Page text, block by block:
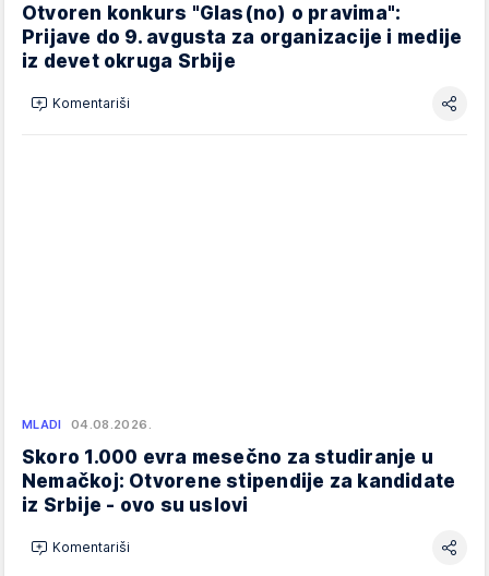
Otvoren konkurs "Glas(no) o pravima":
Prijave do 9. avgusta za organizacije i medije
iz devet okruga Srbije
Komentariši
MLADI 04.08.2026.
Skoro 1.000 evra mesečno za studiranje u
Nemačkoj: Otvorene stipendije za kandidate
iz Srbije - ovo su uslovi
Komentariši